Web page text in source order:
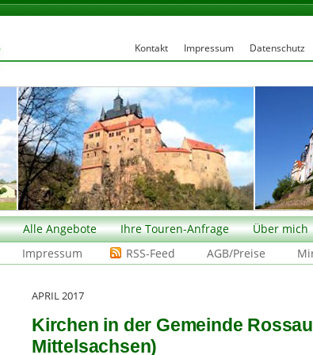
Alle Angebote Ihre Touren-Anfrage
Über mich
Impressum RSS-Feed AGB/Preise
APRIL 2017
Kirchen in der Gemeinde
Mittelsachsen)
Kontakt Impressum Datenschutz